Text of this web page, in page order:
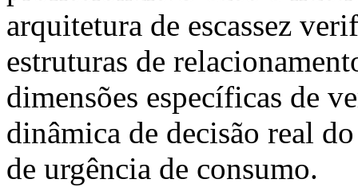
arquitetura de escassez
estruturas de
dimensões específicas de
dinâmica de decisão real
de urgência de consumo.